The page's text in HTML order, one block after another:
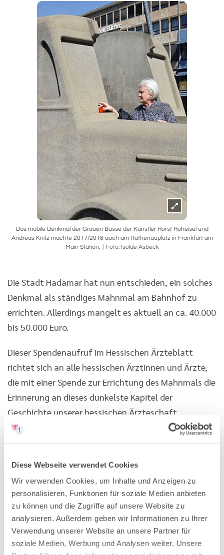
Diese Webseite verwendet Cookies
Wir verwenden Cookies, um Inhalte und Anzeigen zu
personalisieren, Funktionen für soziale Medien anbieten
zu können und die Zugriffe auf unsere Website zu
analysieren. Außerdem geben wir Informationen zu Ihrer
Verwendung unserer Website an unsere Partner für
soziale Medien, Werbung und Analysen weiter. Unsere
Das mobile Denkmal der Grauen Busse der Künstler Horst Hoheisel und
Andreas Knitz machte 2017/2018 auch am Rathenauplatz in Frankfurt am
Main Station.
Foto: Isolde Asbeck
Die Stadt Hadamar hat nun entschieden, ein solches
Denkmal als ständiges Mahnmal am Bahnhof zu
errichten. Allerdings mangelt es aktuell an ca. 40.000
bis 50.000 Euro.
Dieser Spendenaufruf im Hessischen Ärzteblatt
richtet sich an alle hessischen Ärztinnen und Ärzte,
die mit einer Spende zur Errichtung des Mahnmals die
Erinnerung an dieses dunkelste Kapitel der
Geschichte unserer hessischen Ärzteschaft
aufrechterhalten wollen.
erbeten an den Verein zur Förderung der
Gedenkstätte Hadamar e. V., Mönchberg 8, 65589
Hadamar, E-Mail:info@foerderverein-
gedenkstaette-hadamar.de, Spendenkonto
Kreissparkasse Limburg, IBAN: DE38 5115 0018 0040
4536 31